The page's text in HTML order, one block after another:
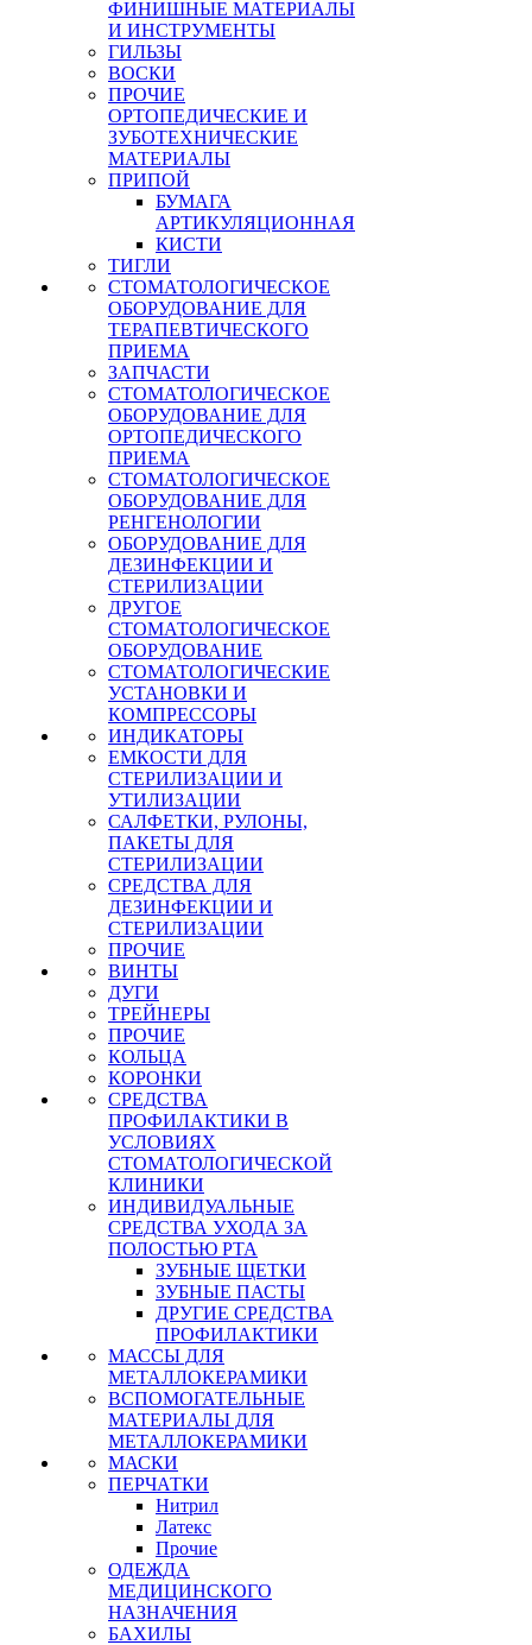
ФИНИШНЫЕ МАТЕРИАЛЫ
И ИНСТРУМЕНТЫ
ГИЛЬЗЫ
ВОСКИ
ПРОЧИЕ
ОРТОПЕДИЧЕСКИЕ И
ЗУБОТЕХНИЧЕСКИЕ
МАТЕРИАЛЫ
ПРИПОЙ
БУМАГА
АРТИКУЛЯЦИОННАЯ
КИСТИ
ТИГЛИ
СТОМАТОЛОГИЧЕСКОЕ
ОБОРУДОВАНИЕ ДЛЯ
ТЕРАПЕВТИЧЕСКОГО
ПРИЕМА
ЗАПЧАСТИ
СТОМАТОЛОГИЧЕСКОЕ
ОБОРУДОВАНИЕ ДЛЯ
ОРТОПЕДИЧЕСКОГО
ПРИЕМА
СТОМАТОЛОГИЧЕСКОЕ
ОБОРУДОВАНИЕ ДЛЯ
РЕНГЕНОЛОГИИ
ОБОРУДОВАНИЕ ДЛЯ
ДЕЗИНФЕКЦИИ И
СТЕРИЛИЗАЦИИ
ДРУГОЕ
СТОМАТОЛОГИЧЕСКОЕ
ОБОРУДОВАНИЕ
СТОМАТОЛОГИЧЕСКИЕ
УСТАНОВКИ И
КОМПРЕССОРЫ
ИНДИКАТОРЫ
ЕМКОСТИ ДЛЯ
СТЕРИЛИЗАЦИИ И
УТИЛИЗАЦИИ
САЛФЕТКИ, РУЛОНЫ,
ПАКЕТЫ ДЛЯ
СТЕРИЛИЗАЦИИ
СРЕДСТВА ДЛЯ
ДЕЗИНФЕКЦИИ И
СТЕРИЛИЗАЦИИ
ПРОЧИЕ
ВИНТЫ
ДУГИ
ТРЕЙНЕРЫ
ПРОЧИЕ
КОЛЬЦА
КОРОНКИ
СРЕДСТВА
ПРОФИЛАКТИКИ В
УСЛОВИЯХ
СТОМАТОЛОГИЧЕСКОЙ
КЛИНИКИ
ИНДИВИДУАЛЬНЫЕ
СРЕДСТВА УХОДА ЗА
ПОЛОСТЬЮ РТА
ЗУБНЫЕ ЩЕТКИ
ЗУБНЫЕ ПАСТЫ
ДРУГИЕ СРЕДСТВА
ПРОФИЛАКТИКИ
МАССЫ ДЛЯ
МЕТАЛЛОКЕРАМИКИ
ВСПОМОГАТЕЛЬНЫЕ
МАТЕРИАЛЫ ДЛЯ
МЕТАЛЛОКЕРАМИКИ
МАСКИ
ПЕРЧАТКИ
Нитрил
Латекс
Прочие
ОДЕЖДА
МЕДИЦИНСКОГО
НАЗНАЧЕНИЯ
БАХИЛЫ